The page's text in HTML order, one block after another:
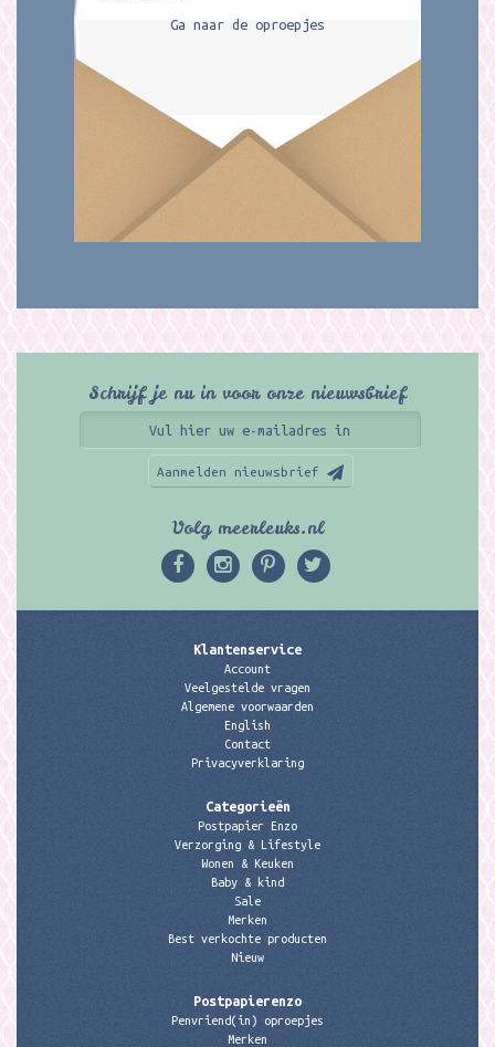
Ga naar de oproepjes
Schrijf je nu in voor onze nieuwsbrief
Aanmelden nieuwsbrief
Volg meerleuks.nl
Klantenservice
Account
Veelgestelde vragen
Algemene voorwaarden
English
Contact
Privacyverklaring
Categorieën
Postpapier Enzo
Verzorging & Lifestyle
Wonen & Keuken
Baby & kind
Sale
Merken
Best verkochte producten
Nieuw
Postpapierenzo
Penvriend(in) oproepjes
Merken